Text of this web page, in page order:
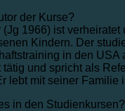
der Kurse?
(Jg 1966) ist verheiratet
Kindern. Der
in den USA
tätig und spricht als
lebt mit seiner Familie
in den Studienkursen?